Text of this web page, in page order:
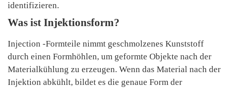
identifizieren.
Was ist Injektionsform?
Injection -Formteile nimmt geschmolzenes Kunststoff
durch einen Formhöhlen, um geformte Objekte nach der
Materialkühlung zu erzeugen. Wenn das Material nach der
Injektion abkühlt, bildet es die genaue Form der